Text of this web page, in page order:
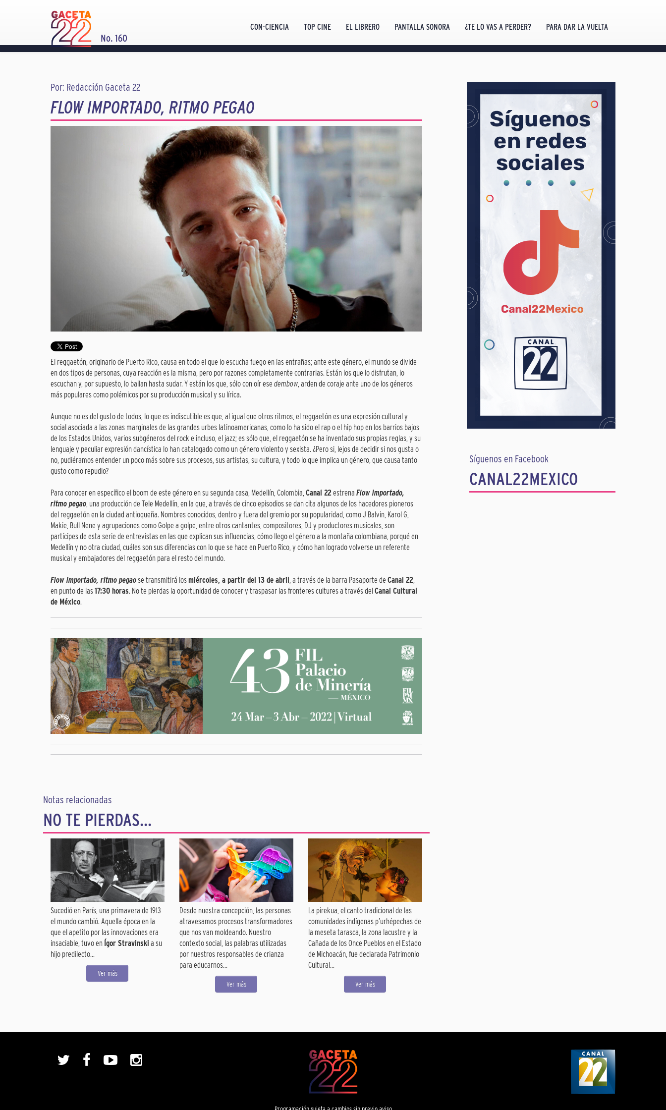
No. 160
PARA DAR LA VUELTA
¿TE LO VAS A PERDER?
PANTALLA SONORA
EL LIBRERO
TOP CINE
CON-CIENCIA
Por: Redacción Gaceta 22
FLOW IMPORTADO, RITMO PEGAO
El reggaetón, originario de Puerto Rico, causa en todo el que lo escucha fuego en las entrañas; ante este género, el mundo se divide
en dos tipos de personas, cuya reacción es la misma, pero por razones completamente contrarias. Están los que lo disfrutan, lo
escuchan y, por supuesto, lo bailan hasta sudar. Y están los que, sólo con oír ese dembow, arden de coraje ante uno de los géneros
más populares como polémicos por su producción musical y su lírica.
Aunque no es del gusto de todos, lo que es indiscutible es que, al igual que otros ritmos, el reggaetón es una expresión cultural y
social asociada a las zonas marginales de las grandes urbes latinoamericanas, como lo ha sido el rap o el hip hop en los barrios bajos
de los Estados Unidos, varios subgéneros del rock e incluso, el jazz; es sólo que, el reggaetón se ha inventado sus propias reglas, y su
lenguaje y peculiar expresión dancística lo han catalogado como un género violento y sexista. ¿Pero si, lejos de decidir si nos gusta o
no, pudiéramos entender un poco más sobre sus procesos, sus artistas, su cultura, y todo lo que implica un género, que causa tanto
gusto como repudio?
Para conocer en específico el boom de este género en su segunda casa, Medellín, Colombia, Canal 22estrena Flow importado,
ritmo pegao, una producción de Tele Medellín, en la que, a través de cinco episodios se dan cita algunos de los hacedores pioneros
del reggaetón en la ciudad antioqueña. Nombres conocidos, dentro y fuera del gremio por su popularidad, como J Balvin, Karol G,
Makie, Bull Nene y agrupaciones como Golpe a golpe, entre otros cantantes, compositores, DJ y productores musicales, son
partícipes de esta serie de entrevistas en las que explican sus influencias, cómo llego el género a la montaña colombiana, porqué en
Medellín y no otra ciudad, cuáles son sus diferencias con lo que se hace en Puerto Rico, y cómo han logrado volverse un referente
musical y embajadores del reggaetón para el resto del mundo.
Flow importado, ritmo pegaose transmitirá losmiércoles, a partir del 13 de abril, a través de la barra Pasaporte de Canal 22,
en punto de las17:30 horas. No te pierdas la oportunidad de conocer y traspasar las fronteres cultures a través delCanal Cultural
de México.
Notas relacionadas
NO TE PIERDAS...
Sucedió en París, una primavera de 1913
el mundo cambió. Aquella época en la
que el apetito por las innovaciones era
insaciable, tuvo en Ígor Stravinski a su
hijo predilecto...
Ver más
Desde nuestra concepción, las personas
atravesamos procesos transformadores
que nos van moldeando. Nuestro
contexto social, las palabras utilizadas
por nuestros responsables de crianza
para educarnos...
Ver más
La pirekua, el canto tradicional de las
comunidades indígenas p’urhépechas de
la meseta tarasca, la zona lacustre y la
Cañada de los Once Pueblos en el Estado
de Michoacán, fue declarada Patrimonio
Cultural...
Ver más
Síguenos en Facebook
CANAL22MEXICO